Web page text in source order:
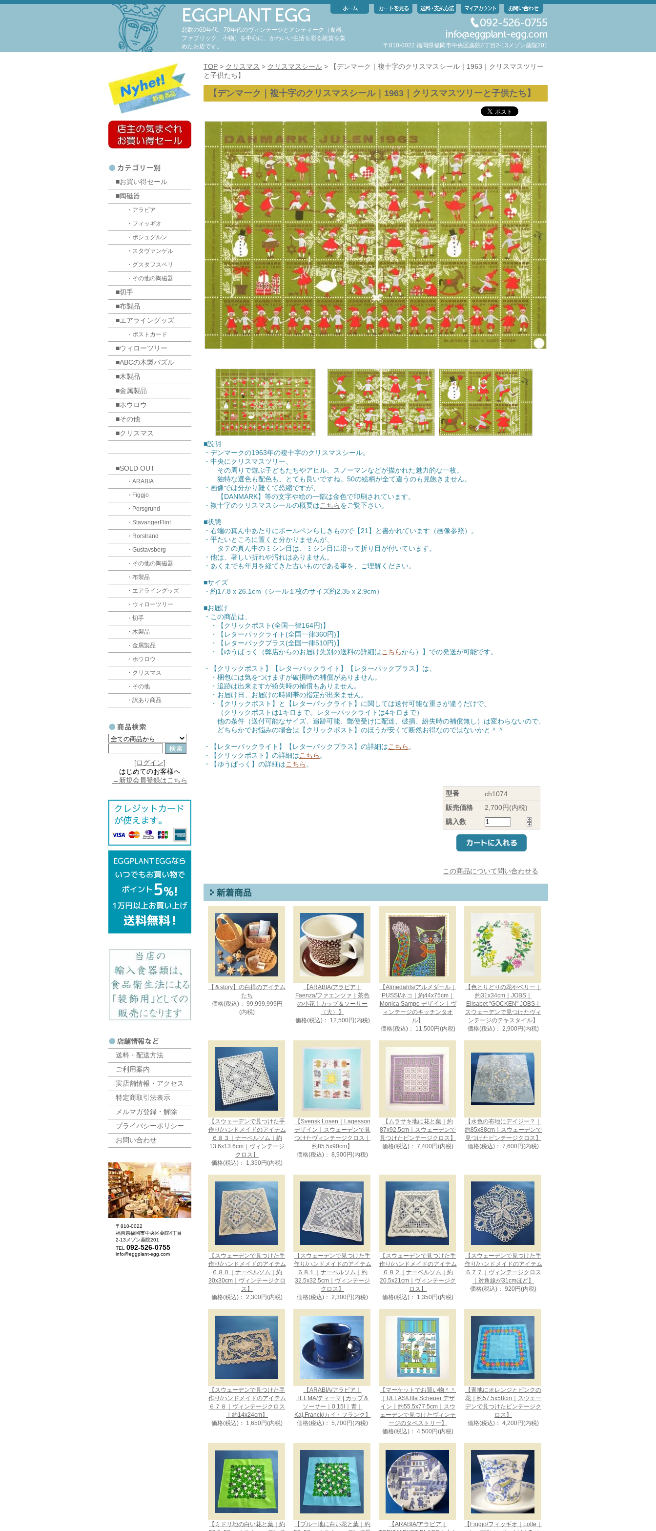
北欧の60年代、70年代のヴィンテージとアンティーク（食器、
ファブリック、小物）を中心に、かわいい生活を彩る雑貨を集
めたお店です。
〒810-0022 福岡県福岡市中央区薬院4丁目2-13メゾン薬院201
TOP > クリスマス > クリスマスシール > 【デンマーク｜複十字のクリスマスシール｜1963｜クリスマスツリー
と子供たち】
【デンマーク｜複十字のクリスマスシール｜1963｜クリスマスツリーと子供たち】
■説明
・デンマークの1963年の複十字のクリスマスシール。
・中央にクリスマスツリー、
その周りで遊ぶ子どもたちやアヒル、スノーマンなどが描かれた魅力的な一枚。
独特な選色も配色も、とても良いですね。50の絵柄が全て違うのも見飽きません。
・画像では分かり難くて恐縮ですが、
【DANMARK】等の文字や絵の一部は金色で印刷されています。
・複十字のクリスマスシールの概要はこちらをご覧下さい。
■状態
・右端の真ん中あたりにボールペンらしきもので【21】と書かれています（画像参照）。
・平たいところに置くと分かりませんが、
タテの真ん中のミシン目は、ミシン目に沿って折り目が付いています。
・他は、著しい折れや汚れはありません。
・あくまでも年月を経てきた古いものである事を、ご理解ください。
■サイズ
・約17.8 x 26.1cm（シール１枚のサイズ約2.35 x 2.9cm）
■お届け
・この商品は、
・【クリックポスト(全国一律164円)】
・【レターパックライト(全国一律360円)】
・【レターパックプラス(全国一律510円)】
・【ゆうぱっく（弊店からのお届け先別の送料の詳細はこちらから）】での発送が可能です。
・【クリックポスト】【レターパックライト】【レターパックプラス】は、
・梱包には気をつけますが破損時の補償がありません。
・追跡は出来ますが紛失時の補償もありません。
・お届け日、お届けの時間帯の指定が出来ません。
・【クリックポスト】と【レターパックライト】に関しては送付可能な重さが違うだけで、
（クリックポストは1キロまで。レターパックライトは4キロまで）
他の条件（送付可能なサイズ、追跡可能、郵便受けに配達、破損、紛失時の補償無し）は変わらないので、
どちらかでお悩みの場合は【クリックポスト】のほうが安くて断然お得なのではないかと＾＾
・【レターパックライト】【レターパックプラス】の詳細はこちら 。
・【クリックポスト】の詳細はこちら 。
・【ゆうぱっく】の詳細はこちら 。
型番
ch1074
販売価格
2,700円(内税)
購入数
この商品について問い合わせる
【＆story】の白樺のアイテム
たち
価格(税込)： 99,999,999円
(内税)
【ARABIA/アラビア｜
Faenza/ファエンツァ｜茶色
の小花｜カップ＆ソーサー
（大）】
価格(税込)： 12,500円(内税)
【Almedahls/アルメダール｜
PUSSI/ネコ｜約44x75cm｜
Monica Sampe デザイン｜ヴ
ィンテージのキッチンタオ
ル】
価格(税込)： 11,500円(内税)
【色とりどりの花やベリー｜
約31x34cm｜JOBS｜
Elisabet "GOCKEN" JOBS｜
スウェーデンで見つけたヴィ
ンテージのテキスタイル】
価格(税込)： 2,900円(内税)
【スウェーデンで見つけた手
作り/ハンドメイドのアイテム
６８３｜ナーベルソム｜約
13.6x13.6cm｜ヴィンテージ
クロス】
価格(税込)： 1,350円(内税)
【Svensk Losen｜Lagesson
デザイン｜スウェーデンで見
つけたヴィンテージクロス｜
約85.5x90cm】
価格(税込)： 8,900円(内税)
【ムラサキ地に花と葉｜約
87x92.5cm｜スウェーデンで
見つけたビンテージクロス】
価格(税込)： 7,400円(内税)
【水色の布地にデイジー？｜
約85x88cm｜スウェーデンで
見つけたビンテージクロス】
価格(税込)： 7,600円(内税)
【スウェーデンで見つけた手
作り/ハンドメイドのアイテム
６８０｜ナーベルソム｜約
30x30cm｜ヴィンテージクロ
ス】
価格(税込)： 2,300円(内税)
【スウェーデンで見つけた手
作り/ハンドメイドのアイテム
６８１｜ナーベルソム｜約
32.5x32.5cm｜ヴィンテージ
クロス】
価格(税込)： 2,300円(内税)
【スウェーデンで見つけた手
作り/ハンドメイドのアイテム
６８２｜ナーベルソム｜約
20.5x21cm｜ヴィンテージク
ロス】
価格(税込)： 1,350円(内税)
【スウェーデンで見つけた手
作り/ハンドメイドのアイテム
６７７｜ヴィンテージクロス
｜対角線が31cmほど】
価格(税込)： 920円(内税)
【スウェーデンで見つけた手
作り/ハンドメイドのアイテム
６７８｜ヴィンテージクロス
｜約14x24cm】
価格(税込)： 1,650円(内税)
【ARABIA/アラビア｜
TEEMA/ティーマ | カップ＆
ソーサー｜0.15l｜青｜
Kaj.Franck/カイ・フランク】
価格(税込)： 5,700円(内税)
【マーケットでお買い物＾＾
｜ULLAS/Ulla Scheuer デザ
イン｜約55.5x77.5cm｜スウ
ェーデンで見つけたヴィンテ
ージのタペストリー】
価格(税込)： 4,500円(内税)
【青地にオレンジとピンクの
花｜約57.5x58cm｜スウェー
デンで見つけたビンテージク
ロス】
価格(税込)： 4,200円(内税)
【ミドリ地の白い花と葉｜約
【ブルー地に白い花と葉｜約
【ARABIA/アラビア｜
【Figgjo/フィッギオ｜Lotte｜
■お買い得セール
■陶磁器
・アラビア
・フィッギオ
・ポシュグルン
・スタヴァンゲル
・グスタフスベリ
・その他の陶磁器
■切手
■布製品
■エアライングッズ
・ポストカード
■ウィローツリー
■ABCの木製パズル
■木製品
■金属製品
■ホウロウ
■その他
■クリスマス
■SOLD OUT
・ARABIA
・Figgjo
・Porsgrund
・StavangerFlint
・Rorstrand
・Gustavsberg
・その他の陶磁器
・布製品
・エアライングッズ
・ウィローツリー
・切手
・木製品
・金属製品
・ホウロウ
・クリスマス
・その他
・訳あり商品
[ログイン]
はじめてのお客様へ
→新規会員登録はこちら
送料・配送方法
ご利用案内
実店舗情報・アクセス
特定商取引法表示
メルマガ登録・解除
プライバシーポリシー
お問い合わせ
〒810-0022
福岡県福岡市中央区薬院4丁目
2-13メゾン薬院201
TEL 092-526-0755
info@eggplant-egg.com